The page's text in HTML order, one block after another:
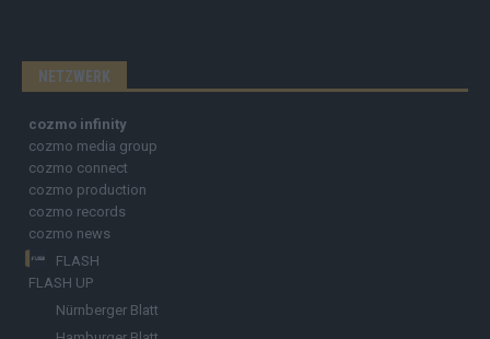
NETZWERK
cozmo infinity
cozmo media group
cozmo connect
cozmo production
cozmo records
cozmo news
FLASH
FLASH UP
Nürnberger Blatt